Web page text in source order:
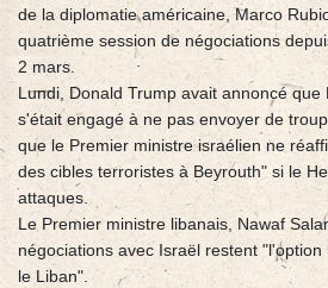
de la diplomatie américaine, Marco
quatrième session de négociations
2 mars.
Lundi, Donald Trump avait annoncé que
s'était engagé à ne pas envoyer de
que le Premier ministre israélien ne
des cibles terroristes à Beyrouth" si le
attaques.
Le Premier ministre libanais, Nawaf
négociations avec Israël restent
le Liban".